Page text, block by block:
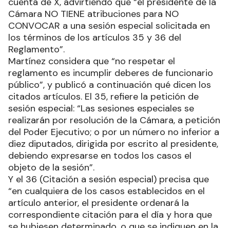
Cámara NO TIENE atribuciones para NO
CONVOCAR a una sesión especial solicitada en
los términos de los artículos 35 y 36 del
Reglamento”.
Martínez considera que “no respetar el
reglamento es incumplir deberes de funcionario
público”, y publicó a continuación qué dicen los
citados artículos. El 35, refiere la petición de
sesión especial: “Las sesiones especiales se
realizarán por resolución de la Cámara, a petición
del Poder Ejecutivo; o por un número no inferior a
diez diputados, dirigida por escrito al presidente,
debiendo expresarse en todos los casos el
objeto de la sesión”.
Y el 36 (Citación a sesión especial) precisa que
“en cualquiera de los casos establecidos en el
artículo anterior, el presidente ordenará la
correspondiente citación para el día y hora que